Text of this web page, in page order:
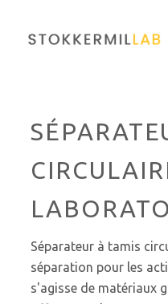
Séparateur à tamis
séparation pour les
s'agisse de matériaux